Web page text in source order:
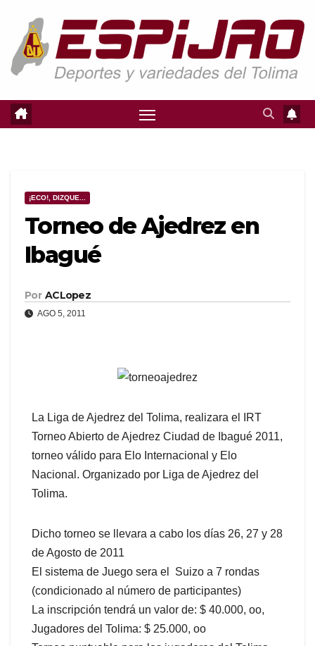
contenido
¡ECO!, DIZQUE...
Torneo de Ajedrez en
Ibagué
Por ACLopez
AGO 5, 2011
La Liga de Ajedrez del Tolima, realizara el IRT
Torneo Abierto de Ajedrez Ciudad de Ibagué 2011,
torneo válido para Elo Internacional y Elo
Nacional. Organizado por Liga de Ajedrez del
Tolima.
Dicho torneo se llevara a cabo los días 26, 27 y 28
de Agosto de 2011
El sistema de Juego sera el Suizo a 7 rondas
(condicionado al número de participantes)
La inscripción tendrá un valor de: $ 40.000, oo,
Jugadores del Tolima: $ 25.000, oo